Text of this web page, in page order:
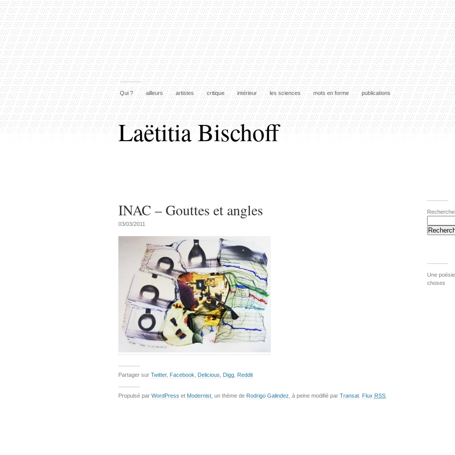
Qui ? ailleurs artistes critique intérieur les sciences mots en forme publications
Laëtitia Bischoff
INAC – Gouttes et angles
03/03/2011
Partager sur Twitter, Facebook Delicious Digg Reddit
Une
choses
Propulsé par WordPress et Modernist , un thème de Rodrigo Galindez , à peine modifié par Transat Flux RSS